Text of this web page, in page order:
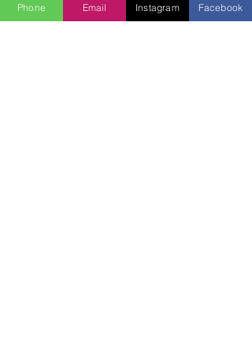
Phone Email Instagram Facebook